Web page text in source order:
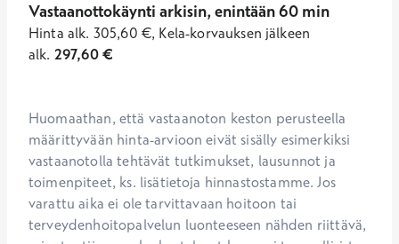
Vastaanottokäynti arkisin, enintään 60 min
Hinta alk. 305,60 €, Kela-korvauksen jälkeen
alk. 297,60€
Huomaathan, että vastaanoton keston perusteella
määrittyvään hinta-arvioon eivät sisälly esimerkiksi
vastaanotolla tehtävät tutkimukset, lausunnot ja
toimenpiteet, ks. lisätietoja hinnastostamme. Jos
varattu aika ei ole tarvittavaan hoitoon tai
terveydenhoitopalvelun luonteeseen nähden riittävä,